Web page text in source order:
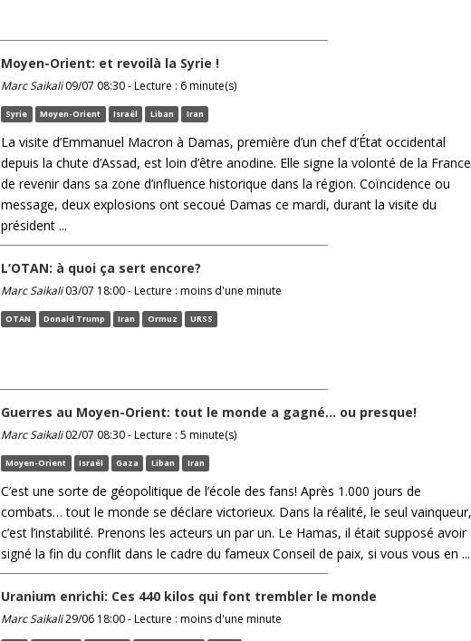
Moyen-Orient: et revoilà la Syrie !
Marc Saikali09/07 08:30 - Lecture : 6 minute(s)
Syrie Moyen-Orient Israël Liban Iran
La visite d’Emmanuel Macron à Damas, première d’un chef d’État occidental
depuis la chute d’Assad, est loin d’être anodine. Elle signe la volonté de la France
de revenir dans sa zone d’influence historique dans la région. Coïncidence ou
message, deux explosions ont secoué Damas ce mardi, durant la visite du
président ...
L’OTAN: à quoi ça sert encore?
Marc Saikali03/07 18:00 - Lecture : moins d'une minute
OTAN Donald Trump Iran Ormuz URSS
Guerres au Moyen-Orient: tout le monde a gagné… ou presque!
Marc Saikali02/07 08:30 - Lecture : 5 minute(s)
Moyen-Orient Israël Gaza Liban Iran
C’est une sorte de géopolitique de l’école des fans! Après 1.000 jours de
combats… tout le monde se déclare victorieux. Dans la réalité, le seul vainqueur,
c’est l’instabilité. Prenons les acteurs un par un. Le Hamas, il était supposé avoir
signé la fin du conflit dans le cadre du fameux Conseil de paix, si vous vous en ...
Uranium enrichi: Ces 440 kilos qui font trembler le monde
Marc Saikali29/06 18:00 - Lecture : moins d'une minute